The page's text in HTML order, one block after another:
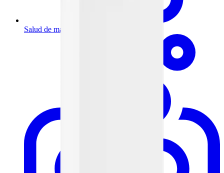
Salud de mamá y bebé